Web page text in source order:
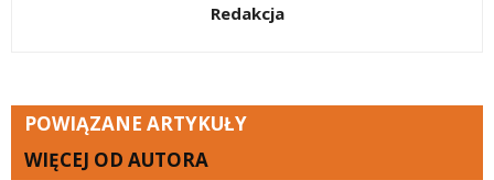
Redakcja
POWIĄZANE ARTYKUŁY
WIĘCEJ OD AUTORA